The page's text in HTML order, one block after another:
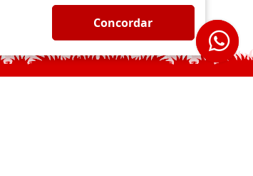
Concordar